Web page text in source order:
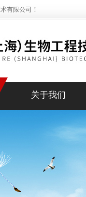
有限公司！
关于我们